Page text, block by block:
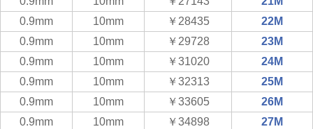
0.9mm
10mm ￥28435
22M
0.9mm
10mm ￥29728
23M
0.9mm
10mm ￥31020
24M
0.9mm
10mm ￥32313
25M
0.9mm
10mm ￥33605
26M
0.9mm
10mm ￥34898
27M